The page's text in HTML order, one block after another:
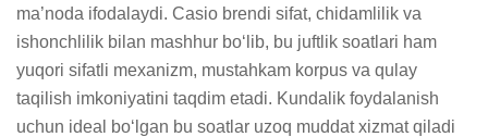
ma’noda ifodalaydi. Casio brendi sifat, chidamlilik va
ishonchlilik bilan mashhur bo‘lib, bu juftlik soatlari ham
yuqori sifatli mexanizm, mustahkam korpus va qulay
taqilish imkoniyatini taqdim etadi. Kundalik foydalanish
uchun ideal bo‘lgan bu soatlar uzoq muddat xizmat qiladi